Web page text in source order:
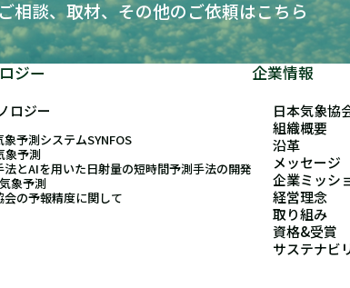
相談、取材、その他のご依頼はこちら
ジー
ロジー
予測システムSYNFOS
象予測
法とAIを用いた日射量の短時間予測手法の開発
象予測
会の予報精度に関して
企業情報
日本気象協
組織概要
沿革
メッセージ
企業ミッシ
経営理念
取り組み
資格&受賞
サステナビ